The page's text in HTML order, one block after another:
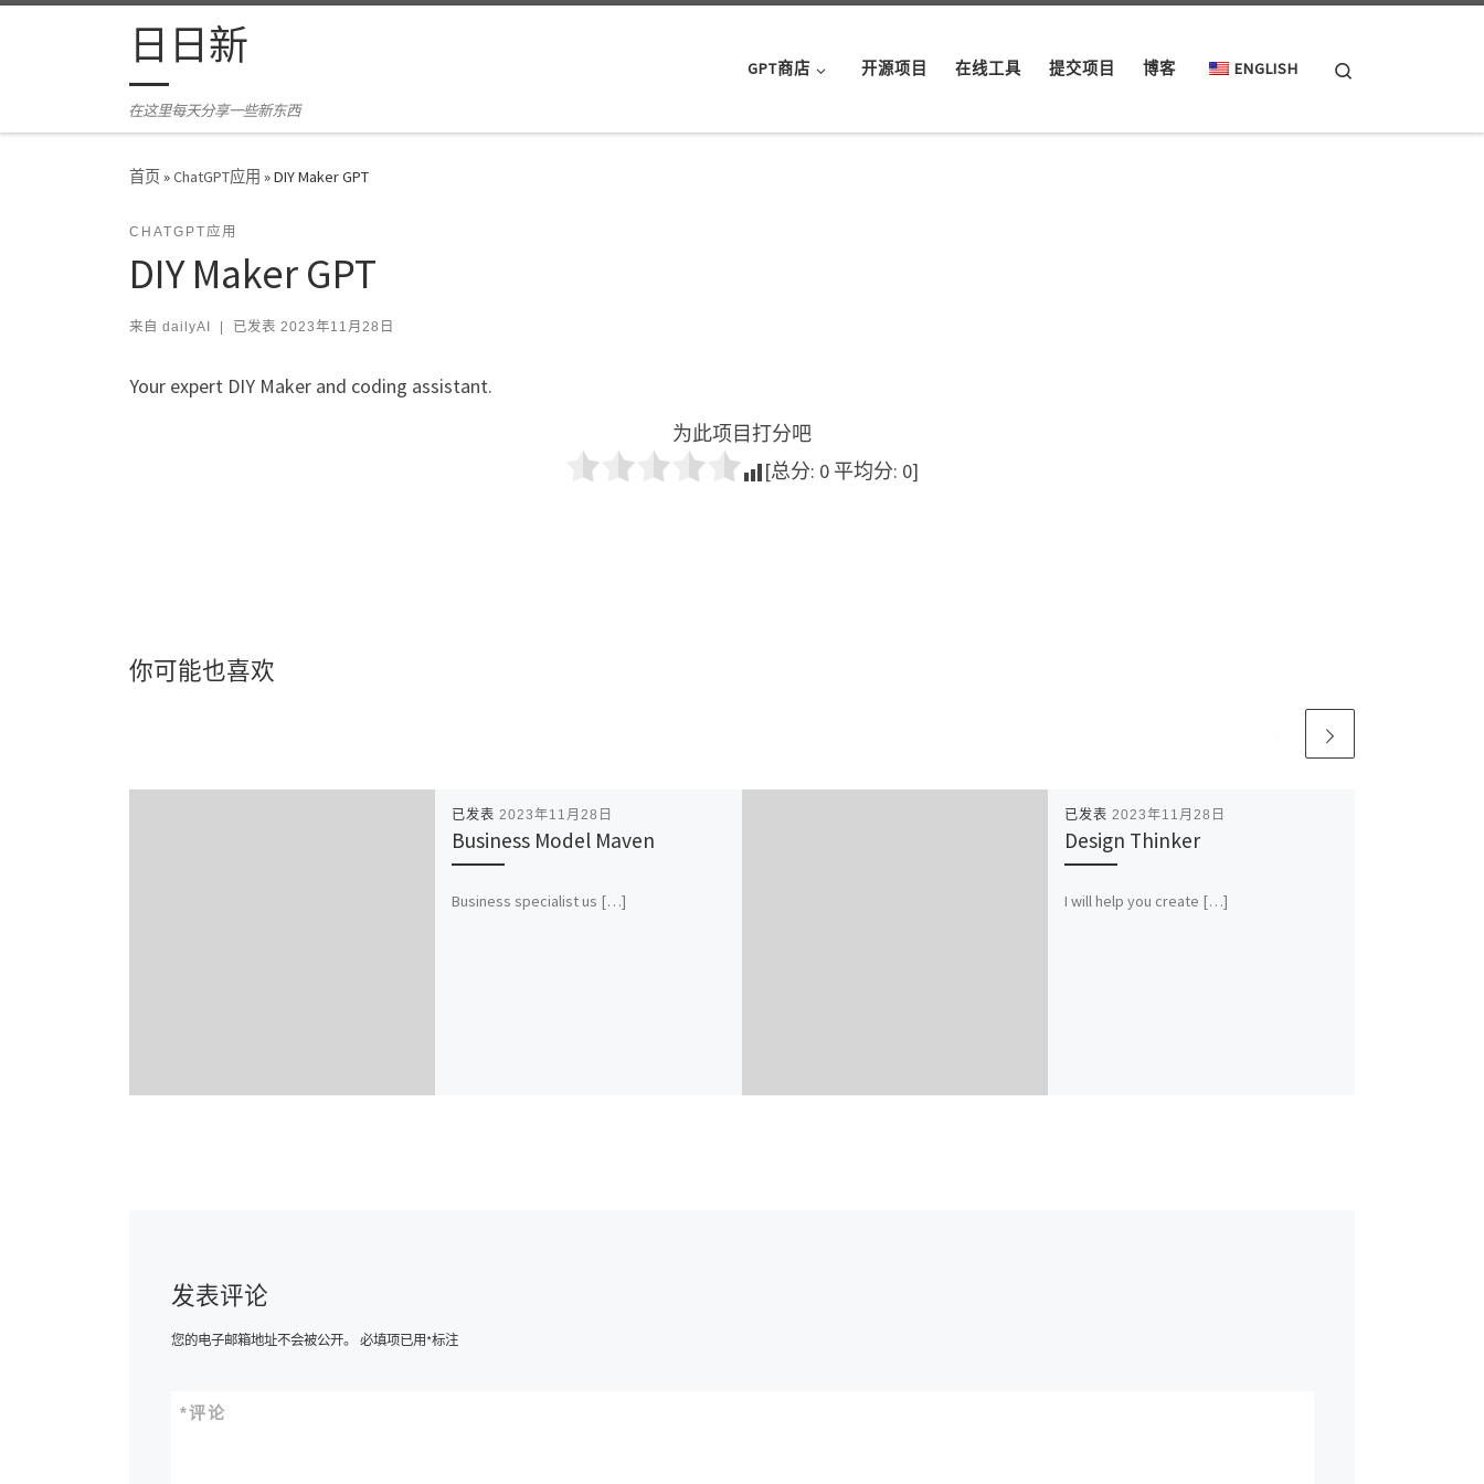
Skip to content日日新
在这里每天分享一些新东西
GPT商店 开源项目 在线工具 提交项目 博客 ENGLISH
首页»ChatGPT应用 »DIY Maker GPT
CHATGPT应用
DIY Maker GPT
来自 dailyAI 已发表 2023年11月28日
Your expert DIY Maker and coding assistant.
为此项目打分吧
[总分: 0 平均分: 0]
你可能也喜欢
已发表 2023年11月28日
Business Model Maven
Business specialist us […]
已发表 2023年11月28日
Design Thinker
I will help you create […]
发表评论
您的电子邮箱地址不会被公开。 必填项已用*标注
评论
*